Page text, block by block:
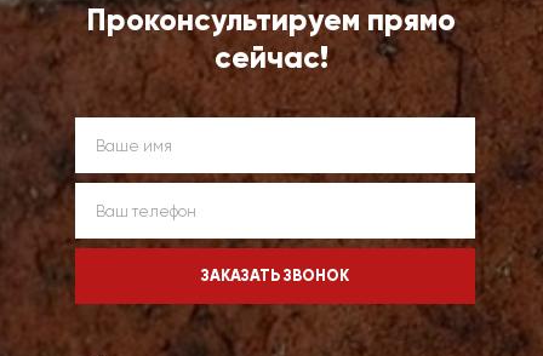
Проконсультируем прямо
сейчас!